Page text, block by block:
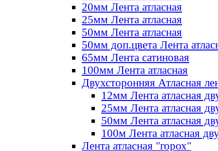
20мм Лента атласная
25мм Лента атласная
50мм Лента атласная
50мм доп.цвета Лента
65мм Лента сатиновая
100мм Лента атласная
Двухсторонняя Атласная
12мм Лента атласная
25мм Лента атласная
50мм Лента атласная
100м Лента атласная
Лента атласная "горох"